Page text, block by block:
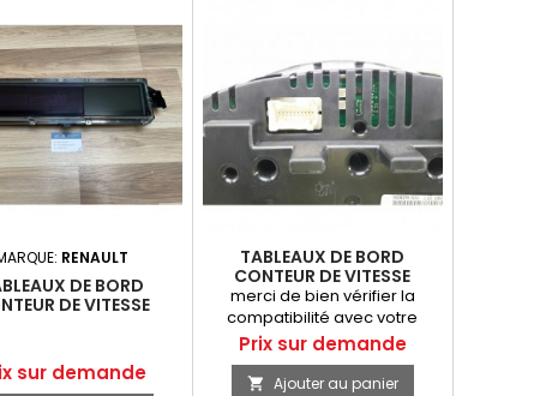
RENAULT
DE BORD
DE VITESSE
--
sur demande
TABLEAUX DE BORD
CONTEUR DE VITESSE
COMPTEUR KILOMETRIQUE
MERCEDES CLASSE C 2 PH2
2.2 CDI
merci de bien vérifier la
compatibilité avec votre
véhicule A2035409547
Prix
Prix sur demande
 Ajouter au panier